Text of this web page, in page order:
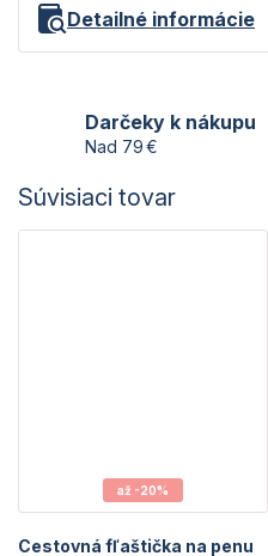
Detailné informácie
Darčeky k nákupu
Nad 79 €
Súvisiaci tovar
až -20%
Cestovná fľaštička na penu